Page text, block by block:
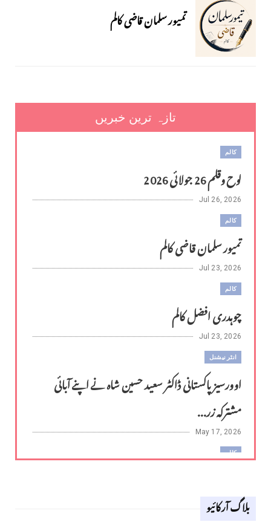
تمیور سلمان قاضی کالم
تازہ ترین خبریں
کالم
لوح وقلم 26 جولائی 2026
Jul 26, 2026
کالم
تمیور سلمان قاضی کالم
Jul 23, 2026
کالم
چوہدری افضل کالم
Jul 23, 2026
انٹر نیشنل
اوورسیز پاکستانی ڈاکٹر سعید حسین شاہ نے اپنے آبائی
مشترکہ زر...
May 17, 2026
کالم
Apr 18, 2026
بلاگ آرکائیو